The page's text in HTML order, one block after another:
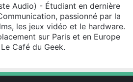
Audio) - Étudiant en dernière
passionné par la
les jeux vidéo et le hardware.
sur Paris et en Europe
Café du Geek.